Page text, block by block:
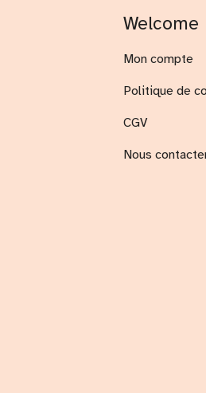
Welcome
Mon compte
Politique de
CGV
Nous